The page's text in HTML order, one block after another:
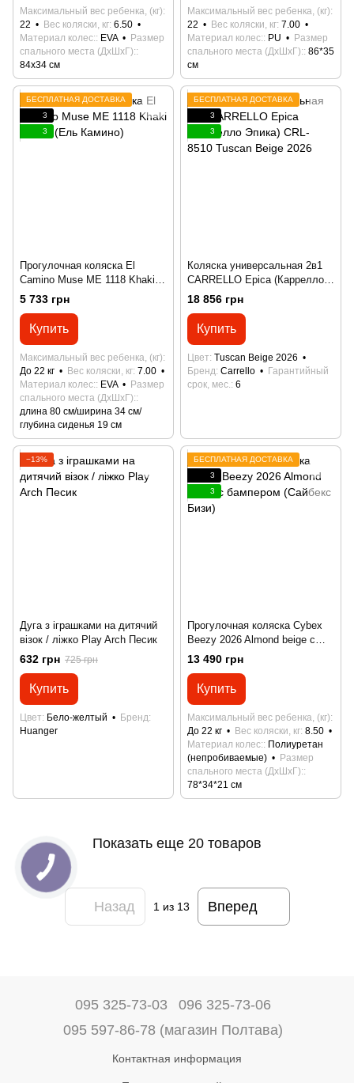
Максимальный вес ребенка, (кг)
22
Вес коляски, кг 6.50
Материал колес:
EVA
Размер
спального места (ДхШхГ):
84x34 см
Максимальный вес ребенка, (кг)
22
Вес коляски, кг 7.00
Материал колес:
PU
Размер
спального места (ДхШхГ): 86*35
см
БЕСПЛАТНАЯ ДОСТАВКА
3
3
Прогулочная коляска El
Camino Muse ME 1118 Khaki
Green (Ель Камино)
5 733 грн
Купить
Максимальный вес ребенка, (кг)
До 22 кг
Вес коляски, кг 7.00
Материал колес:
EVA
Размер
спального места (ДхШхГ):
длина 80 см/ширина 34 см/
глубина сиденья 19 см
БЕСПЛАТНАЯ ДОСТАВКА
3
3
Коляска универсальная 2в1
CARRELLO Epica (Каррелло
Эпика) CRL-8510 Tuscan Beige
18 856 грн
Купить
Цвет Tuscan Beige 2026
Бренд Carrello
Гарантийный
срок, мес. 6
−13%
Дуга з іграшками на дитячий
візок / ліжко Play Arch Песик
632 грн 725 грн
Купить
Цвет Бело-желтый
Бренд
Huanger
БЕСПЛАТНАЯ ДОСТАВКА
3
3
Прогулочная коляска Cybex
Beezy 2026 Almond beige с
бампером (Сайбекс Бизи)
13 490 грн
Купить
Максимальный вес ребенка, (кг)
До 22 кг
Вес коляски, кг 8.50
Материал колес:
Полиуретан
(непробиваемые)
Размер
спального места (ДхШхГ):
78*34*21 см
Показать еще 20 товаров
Назад 1из 13 Вперед
095 325-73-03
096 325-73-06
095 597-86-78 (магазин Полтава)
Контактная информация